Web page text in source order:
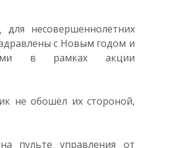
несовершеннолетних
с Новым годом и
в рамках акции
не обошёл их стороной,
пульте управления от